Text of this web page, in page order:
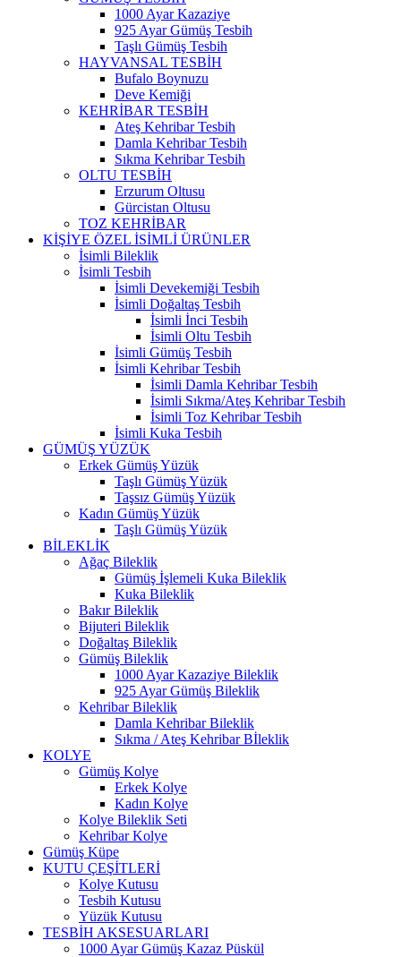
1000 Ayar Kazaziye
925 Ayar Gümüş Tesbih
Taşlı Gümüş Tesbih
HAYVANSAL TESBİH
Bufalo Boynuzu
Deve Kemiği
KEHRİBAR TESBİH
Ateş Kehribar Tesbih
Damla Kehribar Tesbih
Sıkma Kehribar Tesbih
OLTU TESBİH
Erzurum Oltusu
Gürcistan Oltusu
TOZ KEHRİBAR
KİŞİYE ÖZEL İSİMLİ ÜRÜNLER
İsimli Bileklik
İsimli Tesbih
İsimli Devekemiği Tesbih
İsimli Doğaltaş Tesbih
İsimli İnci Tesbih
İsimli Oltu Tesbih
İsimli Gümüş Tesbih
İsimli Kehribar Tesbih
İsimli Damla Kehribar Tesbih
İsimli Sıkma/Ateş Kehribar Tesbih
İsimli Toz Kehribar Tesbih
İsimli Kuka Tesbih
GÜMÜŞ YÜZÜK
Erkek Gümüş Yüzük
Taşlı Gümüş Yüzük
Taşsız Gümüş Yüzük
Kadın Gümüş Yüzük
Taşlı Gümüş Yüzük
BİLEKLİK
Ağaç Bileklik
Gümüş İşlemeli Kuka Bileklik
Kuka Bileklik
Bakır Bileklik
Bijuteri Bileklik
Doğaltaş Bileklik
Gümüş Bileklik
1000 Ayar Kazaziye Bileklik
925 Ayar Gümüş Bileklik
Kehribar Bileklik
Damla Kehribar Bileklik
Sıkma / Ateş Kehribar Bİleklik
KOLYE
Gümüş Kolye
Erkek Kolye
Kadın Kolye
Kolye Bileklik Seti
Kehribar Kolye
Gümüş Küpe
KUTU ÇEŞİTLERİ
Kolye Kutusu
Tesbih Kutusu
Yüzük Kutusu
TESBİH AKSESUARLARI
1000 Ayar Gümüş Kazaz Püskül